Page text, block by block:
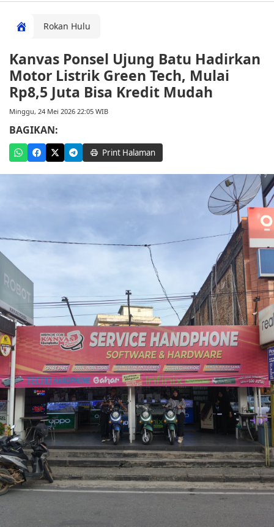
Rokan Hulu
Kanvas Ponsel Ujung Batu Hadirkan
Motor Listrik Green Tech, Mulai
Rp8,5 Juta Bisa Kredit Mudah
Minggu, 24 Mei 2026 22:05 WIB
BAGIKAN:
Print Halaman